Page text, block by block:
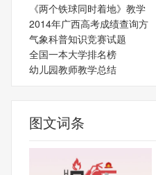
《两个铁球同时着地》教学
2014年广西高考成绩查询方
气象科普知识竞赛试题
全国一本大学排名榜
幼儿园教师教学总结
图文词条